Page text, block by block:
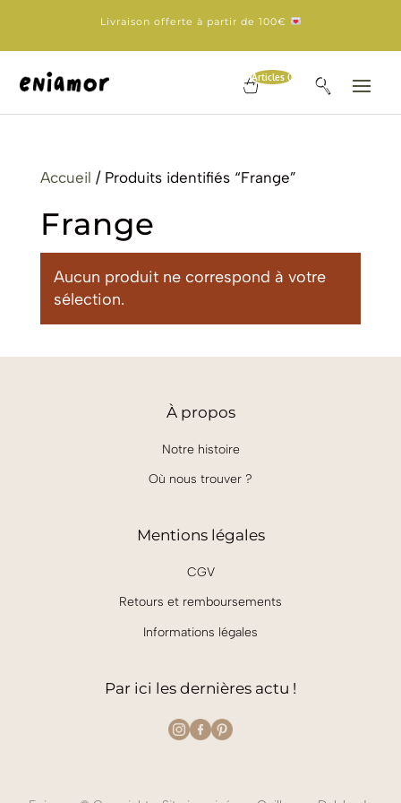
Livraison offerte à partir de 100€
Articles 0
Accueil / Produits identifiés “Frange”
Frange
Aucun produit ne correspond à votre
sélection.
Àpropos
Notre histoire
Où nous trouver ?
Mentions légales
CGV
Retours et remboursements
Informations légales
Par ici les dernières actu !